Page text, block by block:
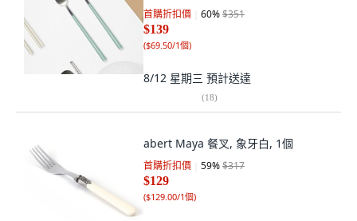
首購折扣價 60%$351
$139
($69.50/1個)
8/12 星期三 預計送達
(18)
abert Maya 餐叉, 象牙白, 1個
首購折扣價 59%$317
$129
($129.00/1個)